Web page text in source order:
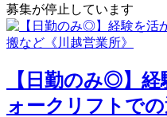
募集が停止しています
【日勤のみ◎】
ォークリフトで